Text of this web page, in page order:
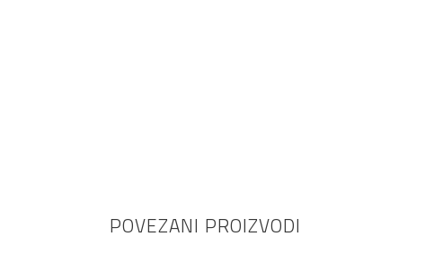
POVEZANI PROIZVODI